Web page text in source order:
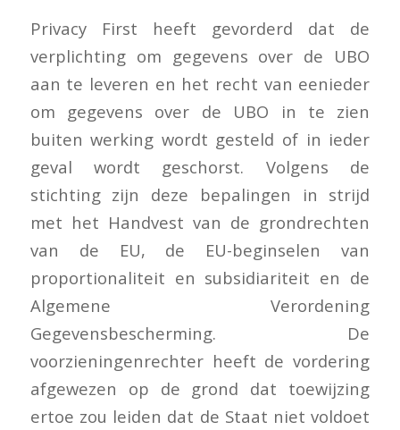
Privacy First heeft gevorderd dat de
verplichting om gegevens over de UBO
aan te leveren en het recht van eenieder
om gegevens over de UBO in te zien
buiten werking wordt gesteld of in ieder
geval wordt geschorst. Volgens de
stichting zijn deze bepalingen in strijd
met het Handvest van de grondrechten
van de EU, de EU-beginselen van
proportionaliteit en subsidiariteit en de
Algemene Verordening
Gegevensbescherming. De
voorzieningenrechter heeft de vordering
afgewezen op de grond dat toewijzing
ertoe zou leiden dat de Staat niet voldoet